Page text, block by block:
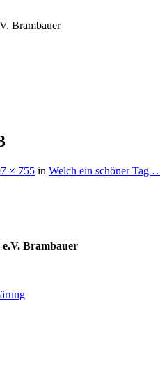
Brambauer
× 755 in Welch ein schöner Tag
Brambauer